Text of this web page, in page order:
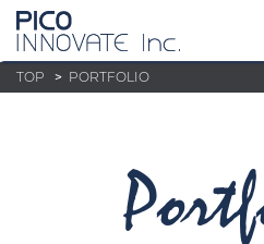
TOP > PORTFOLIO